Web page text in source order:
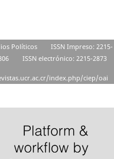
Políticos
ISSN Impreso: 2215-
ISSN electrónico: 2215-2873
index.php/ciep/oai